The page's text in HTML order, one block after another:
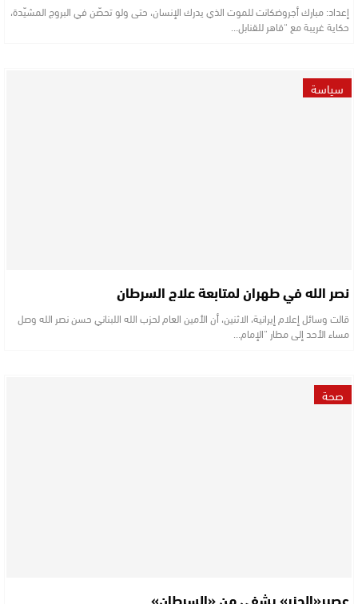
إعداد: مبارك أجروضكانت للموت الذي يدرك الإنسان، حتى ولو تحصّن في البروج المشيّدة،
حكاية غريبة مع “قاهر للقنابل…
سياسة
نصر الله في طهران لمتابعة علاج السرطان
قالت وسائل إعلام إيرانية، الاثنين، أن الأمين العام لحزب الله اللبناني حسن نصر الله وصل
مساء الأحد إلى مطار “الإمام…
صحة